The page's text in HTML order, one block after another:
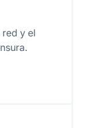
y el